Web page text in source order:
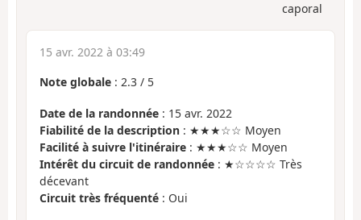
caporal
15 avr. 2022 à 03:49
Note globale : 2.3 / 5
Date de la randonnée : 15 avr. 2022
Fiabilité de la description : ★★★☆☆ Moyen
Facilité à suivre l'itinéraire : ★★★☆☆ Moyen
Intérêt du circuit de randonnée : ★☆☆☆☆ Très
décevant
Circuit très fréquenté : Oui